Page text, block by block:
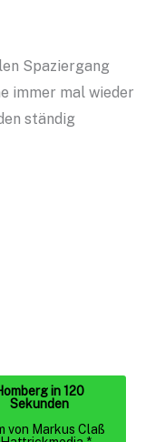
Spaziergang
immer mal wieder
ständig
in 120
Sekunden
von Markus Claß